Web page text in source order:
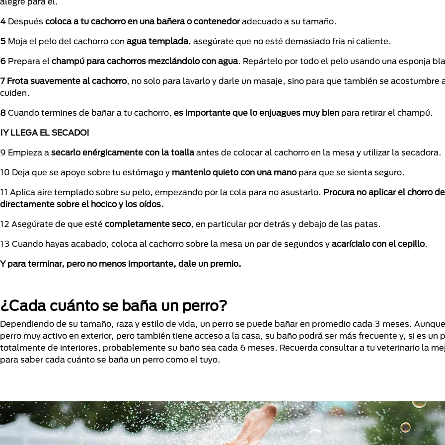
4 Después coloca a tu cachorro en una bañera o contenedoradecuado a su tamaño.
5 Moja el pelo del cachorro con agua templada , asegúrate que no esté demasiado fría ni caliente.
6 Prepara el champú para cachorros mezclándolo con agua . Repártelo por todo el pelo usando una esponja
7 Frota suavemente al cachorro, no solo para lavarlo y darle un masaje, sino para que también se acostumbre
cuiden.
8 Cuando termines de bañar a tu cachorro, es importante que lo enjuagues muy bien para retirar el champú.
¡Y LLEGA EL SECADO!
9 Empieza a secarlo enérgicamente con la toalla antes de colocar al cachorro en la mesa y utilizar la secadora.
10 Deja que se apoye sobre tu estómago y mantenlo quieto con una mano para que se sienta seguro.
11 Aplica aire templado sobre su pelo, empezando por la cola para no asustarlo. Procura no aplicar el chorro
directamente sobre el hocico y los oídos.
12 Asegúrate de que esté completamente seco, en particular por detrás y debajo de las patas.
13 Cuando hayas acabado, coloca al cachorro sobre la mesa un par de segundos y acarícialo con el cepillo.
Y para terminar, pero no menos importante, dale un premio.
¿Cada cuánto se baña un perro?
Dependiendo de su tamaño, raza y estilo de vida, un perro se puede bañar en promedio cada 3 meses.
perro muy activo en exterior, pero también tiene acceso a la casa, su baño podrá ser más frecuente y, si es un
totalmente de interiores, probablemente su baño sea cada 6 meses. Recuerda consultar a tu veterinario la
para saber cada cuánto se baña un perro como el tuyo.